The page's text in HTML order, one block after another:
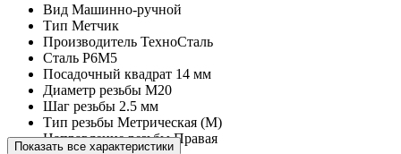
Вид Машинно-ручной
Тип Метчик
Производитель ТехноСталь
Сталь P6M5
Посадочный квадрат 14 мм
Диаметр резьбы М20
Шаг резьбы 2.5 мм
Тип резьбы Метрическая (М)
Направление резьбы Правая
Показать все характеристики